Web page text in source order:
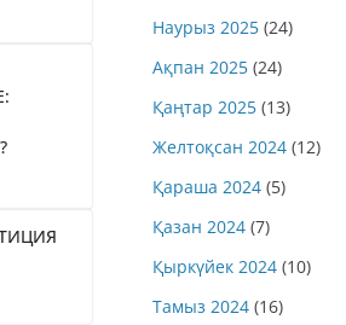
Наурыз 2025 (24)
Ақпан 2025 (24)
Қаңтар 2025 (13)
Желтоқсан 2024 (12)
Қараша 2024 (5)
Қазан 2024 (7)
Қыркүйек 2024 (10)
Тамыз 2024 (16)